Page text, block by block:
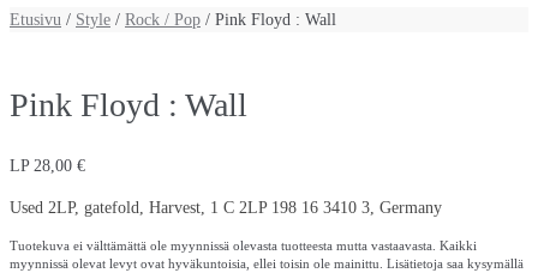
Etusivu / Style / Rock / Pop / Pink Floyd : Wall
Pink Floyd : Wall
LP 28,00 €
Used 2LP, gatefold, Harvest, 1 C 2LP 198 16 3410 3, Germany
Tuotekuva ei välttämättä ole myynnissä olevasta tuotteesta mutta vastaavasta. Kaikki
myynnissä olevat levyt ovat hyväkuntoisia, ellei toisin ole mainittu. Lisätietoja saa kysymällä